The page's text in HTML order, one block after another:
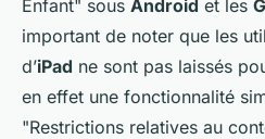
Enfant" sous Android et les
important de noter que les
d’iPad ne sont pas laissés
en effet une fonctionnalité
"Restrictions relatives au